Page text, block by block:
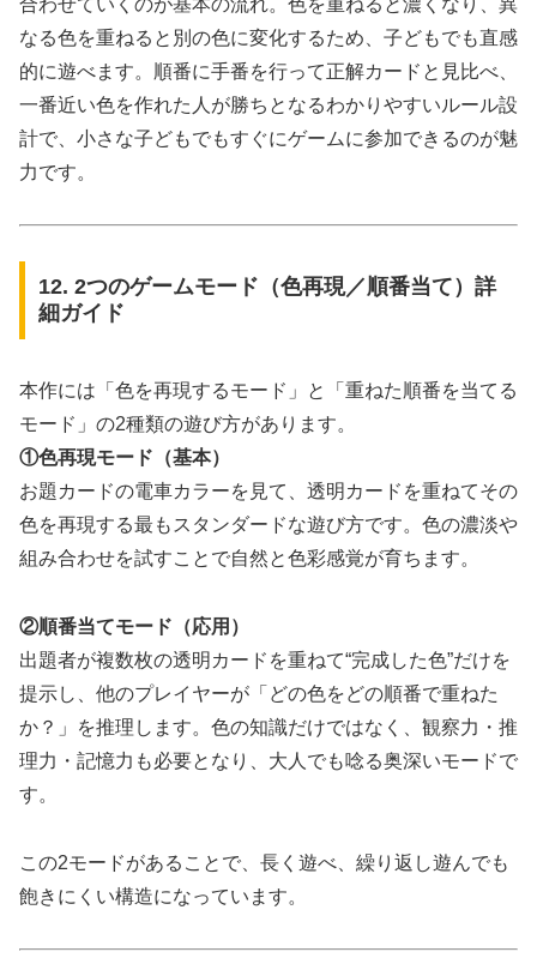
合わせていくのが基本の流れ。色を重ねると濃くなり、異
なる色を重ねると別の色に変化するため、子どもでも直感
的に遊べます。順番に手番を行って正解カードと見比べ、
一番近い色を作れた人が勝ちとなるわかりやすいルール設
計で、小さな子どもでもすぐにゲームに参加できるのが魅
力です。
12. 2つのゲームモード（色再現／順番当て）詳
細ガイド
本作には「色を再現するモード」と「重ねた順番を当てる
モード」の2種類の遊び方があります。
①色再現モード（基本）
お題カードの電車カラーを見て、透明カードを重ねてその
色を再現する最もスタンダードな遊び方です。色の濃淡や
組み合わせを試すことで自然と色彩感覚が育ちます。
②順番当てモード（応用）
出題者が複数枚の透明カードを重ねて“完成した色”だけを
提示し、他のプレイヤーが「どの色をどの順番で重ねた
か？」を推理します。色の知識だけではなく、観察力・推
理力・記憶力も必要となり、大人でも唸る奥深いモードで
す。
この2モードがあることで、長く遊べ、繰り返し遊んでも
飽きにくい構造になっています。